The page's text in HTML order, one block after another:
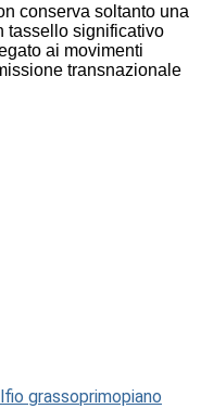
conserva soltanto una
tassello significativo
ai movimenti
transnazionale
grassoprimopiano